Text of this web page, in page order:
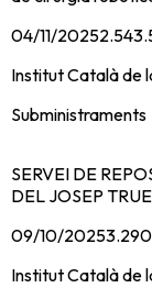
04/11/2025
Institut Català de
Subministraments
SERVEI DE
DEL JOSEP
09/10/2025
Institut Català de